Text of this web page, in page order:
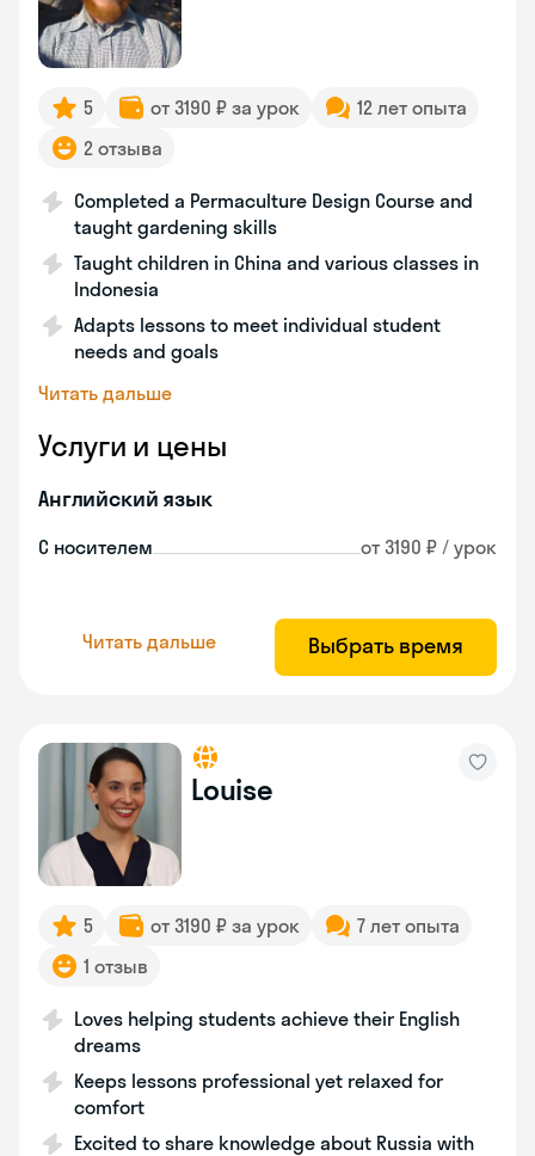
5 от 3190 ₽ за урок
12 лет опыта
2 отзыва
Completed a Permaculture Design Course and
taught gardening skills
Taught children in China and various classes in
Indonesia
Adapts lessons to meet individual student
needs and goals
Читать дальше
Услуги и цены
Английский язык
С носителем от 3190 ₽ / урок
Читать дальше Выбрать время
Louise
5 от 3190 ₽ за урок
7 лет опыта
1 отзыв
Loves helping students achieve their English
dreams
Keeps lessons professional yet relaxed for
comfort
Excited to share knowledge about Russia with